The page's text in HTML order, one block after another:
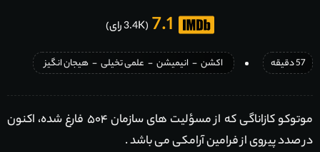
7.1 (3.4K رای)
57 دقیقه اکشن - انیمیشن - علمی تخیلی - هیجان انگیز
موتوکو کازاناگی که از مسؤلیت های سازمان ۵۰۴ فارغ شده، اکنون
در صدد پیروی از فرامین آرامکی می باشد .